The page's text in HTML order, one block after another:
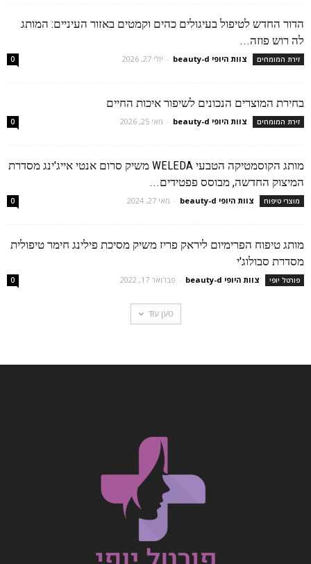
הדור החדש לטיפול בעיגולים כהים וקמטים באזור העיניים: המותג
לה רוש פוזה...
זירת המומחים צוות היופי beauty-d - יולי 27, 2026 0
בחירת המוצרים הנכונים לשיפור איכות החיים
זירת המומחים צוות היופי beauty-d - מאי 25, 2026 0
מותג הקוסמטיקה הטבעי WELEDA משיק סרום אנטי אייג'ינג מסדרת
המיצוק החדשה, מבוסס פפטידים...
מוצרי טיפוח צוות היופי beauty-d - מאי 27, 2024 0
מותג טיפוח הפרימיום ליראק פריז משיק מסיכת פילינג חימר טיפולית
מסדרת סבולוג'י
פורטל יופי צוות היופי beauty-d - פברואר 17, 2022 0
טען עוד